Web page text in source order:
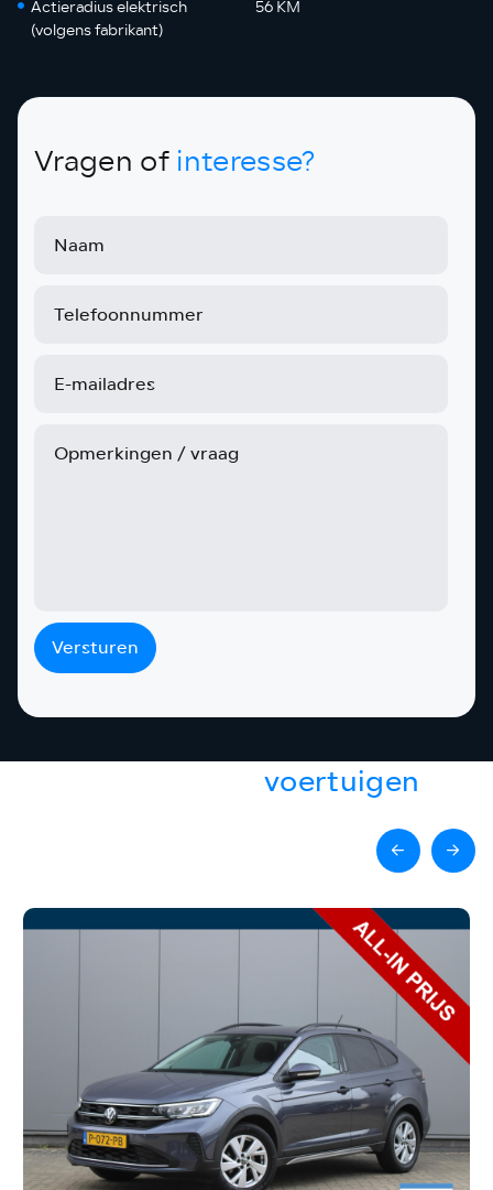
Actieradius elektrisch
(volgens fabrikant)
56 KM
Vragen of interesse?
Versturen
voertuigen